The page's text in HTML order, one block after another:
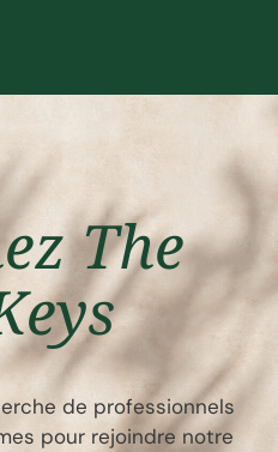
The
de professionnels
pour rejoindre notre